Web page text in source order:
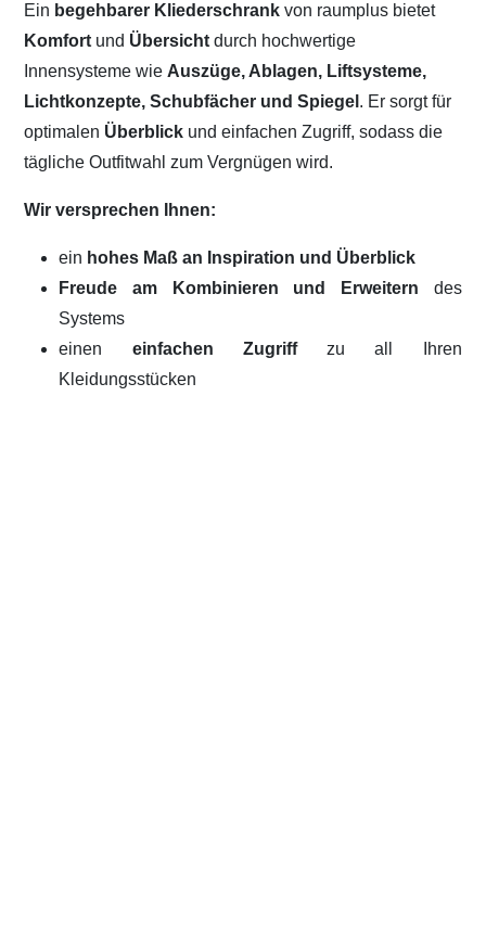
Ein begehbarer Kliederschrankvon raumplus bietet
Komfort und Übersicht durch hochwertige
Innensysteme wie Auszüge, Ablagen, Liftsysteme,
Lichtkonzepte, Schubfächer und Spiegel . Er sorgt für
optimalen Überblick und einfachen Zugriff, sodass die
tägliche Outfitwahl zum Vergnügen wird.
Wir versprechen Ihnen:
ein hohes Maß an Inspiration und Überblick
Freude am Kombinieren und Erweitern des
Systems
einen einfachen Zugriffzu all Ihren
Kleidungsstücken